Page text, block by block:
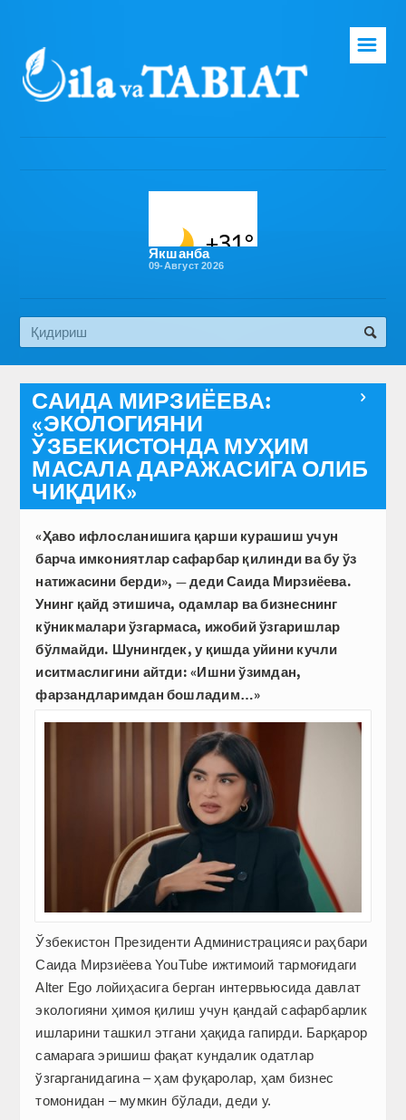
Бош саҳифа
Эко медиа
☰
Якшанба
09-Август 2026

САИДА МИРЗИЁЕВА:
«ЭКОЛОГИЯНИ
ЎЗБЕКИСТОНДА МУҲИМ
МАСАЛА ДАРАЖАСИГА ОЛИБ
ЧИҚДИК»
«Ҳаво ифлосланишига қарши курашиш учун
барча имкониятлар сафарбар қилинди ва бу ўз
натижасини берди», — деди Саида Мирзиёева.
Унинг қайд этишича, одамлар ва бизнеснинг
кўникмалари ўзгармаса, ижобий ўзгаришлар
бўлмайди. Шунингдек, у қишда уйини кучли
иситмаслигини айт­ди: «Ишни ўзимдан,
фарзандларимдан бошладим…»
Ўзбекистон Президенти Администрацияси раҳбари
Саида Мирзиёева YouTube ижтимоий тармоғидаги
Alter Ego лойиҳасига берган интервьюсида давлат
экологияни ҳимоя қилиш учун қандай сафарбарлик
ишларини ташкил этгани ҳақида гапирди. Барқарор
самарага эришиш фақат кундалик одатлар
ўзгарганидагина – ҳам фуқаролар, ҳам бизнес
томонидан – мумкин бўлади, деди у.